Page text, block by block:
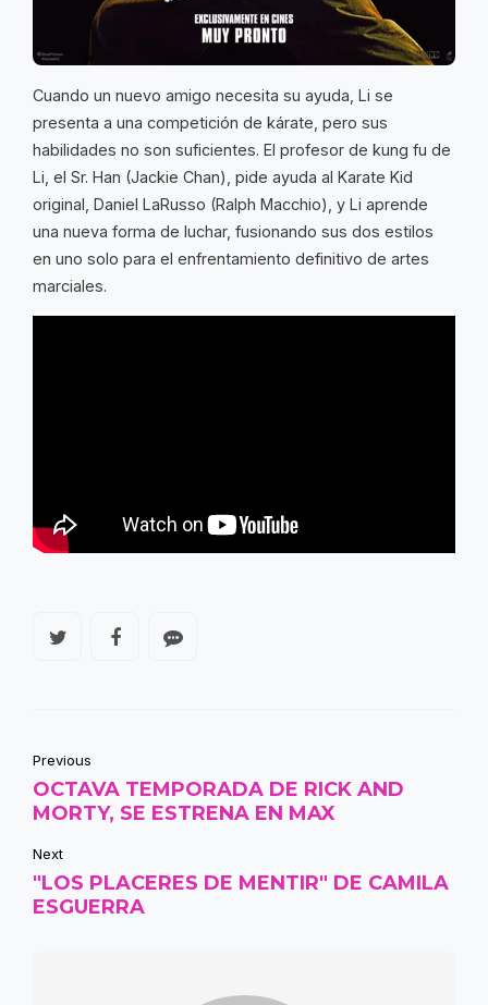
Cuando un nuevo amigo necesita su ayuda, Li se
presenta a una competición de kárate, pero sus
habilidades no son suficientes. El profesor de kung fu de
Li, el Sr. Han (Jackie Chan), pide ayuda al Karate Kid
original, Daniel LaRusso (Ralph Macchio), y Li aprende
una nueva forma de luchar, fusionando sus dos estilos
en uno solo para el enfrentamiento definitivo de artes
marciales.
Previous
OCTAVA TEMPORADA DE RICK AND
MORTY, SE ESTRENA EN MAX
Next
"LOS PLACERES DE MENTIR" DE CAMILA
ESGUERRA